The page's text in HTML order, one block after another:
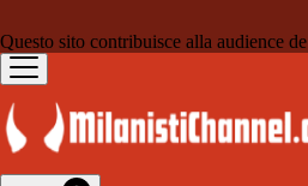
Questo sito contribuisce alla audience de